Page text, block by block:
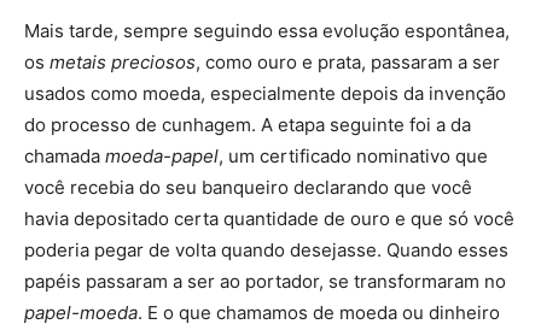
Mais tarde, sempre seguindo essa evolução espontânea,
os metais preciosos, como ouro e prata, passaram a ser
usados como moeda, especialmente depois da invenção
do processo de cunhagem. A etapa seguinte foi a da
chamada moeda-papel, um certificado nominativo que
você recebia do seu banqueiro declarando que você
havia depositado certa quantidade de ouro e que só você
poderia pegar de volta quando desejasse. Quando esses
papéis passaram a ser ao portador, se transformaram no
papel-moeda. E o que chamamos de moeda ou dinheiro